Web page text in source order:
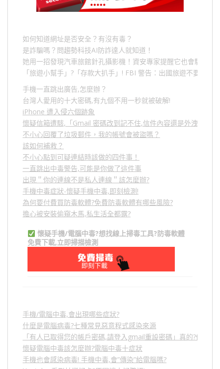
如何知道網址是否安全？有沒有毒？
是詐騙嗎？問趨勢科技AI防詐達人就知道！
她用一招發現汽車旅館針孔攝影機！資安專家提醒它也會駭人成
「旅遊小幫手」 ? 「存款大扒手」 ! FBI 警告：出國旅遊不要做的
手機一直跳出廣告,怎麼辦？
台灣人愛用的十大密碼,有九個不用一秒就被破解!
iPhone 遭入侵六個跡象
懷疑信箱遭駭,「Gmail 密碼改到記不住,信件內容還是外洩？」,
不小心回覆了垃圾郵件，我的帳號會被盜嗎？
該如何補救？
不小心點到可疑連結時該做的四件事！
一直跳出中毒警告,可能是你做了這件事
出現＂你的連線不是私人連線＂該怎麼辦?
手機中毒症狀-懷疑手機中毒,即刻檢測!
為何要付費買防毒軟體?免費防毒軟體有哪些風險?
擔心被安裝偷窺木馬,私生活全都露?
懷疑手機/電腦中毒?想找線上掃毒工具?防毒軟體
免費下載,立即掃描檢測
手機/電腦中毒,會出現哪些症狀?
什麼是電腦病毒?七種常見惡意程式感染來源
「有人已取得您的帳戶密碼,請登入gmail重設密碼」真的?假的?5
懷疑電腦中毒該怎麼辦?電腦中毒十症狀
手機也會感染病毒! 手機中毒,會”傳染”給電腦嗎?